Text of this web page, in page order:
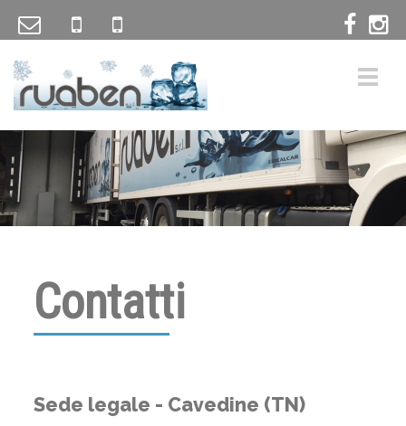
Contatti
Sede legale - Cavedine (TN)